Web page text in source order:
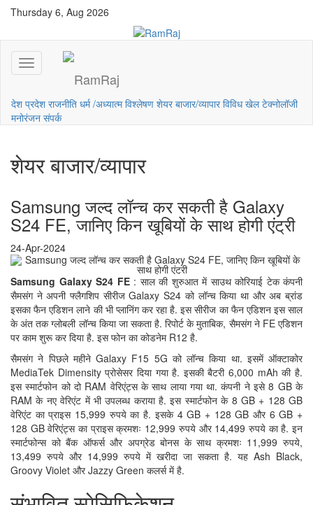
Thursday 6, Aug 2026
देश प्रदेश राजनीति धर्म /अध्यात्म विश्लेषण शेयर बाजार/व्यापार विविध खेल टेक्नोलॉजी
मनोरंजन संपर्क
शेयर बाजार/व्यापार
Samsung जल्द लॉन्च कर सकती है Galaxy
S24 FE, जानिए किन खूबियों के साथ होगी एंट्री
24-Apr-2024
Samsung Galaxy S24 FE : साल की शुरुआत में साउथ कोरियाई टेक कंपनी
सैमसंग ने अपनी फ्लैगशिप सीरीज Galaxy S24 को लॉन्च किया था और अब ब्रांड
इसका फैन एडिशन लाने की भी प्लानिंग कर रहा है. इस सीरीज का फैन एडिशन इस साल
के अंत तक ग्लोबली लॉन्च किया जा सकता है. रिपोर्ट के मुताबिक, सैमसंग ने FE एडिशन
पर काम शुरू कर दिया है. इस फोन का कोडनेम R12 है.
सैमसंग ने पिछले महीने Galaxy F15 5G को लॉन्च किया था. इसमें ऑक्टाकोर
MediaTek Dimensity प्रोसेसर दिया गया है. इसकी बैटरी 6,000 mAh की है.
इस स्मार्टफोन को दो RAM वेरिएंट्स के साथ लाया गया था. कंपनी ने इसे 8 GB के
RAM के नए वेरिएंट में भी उपलब्ध कराया है. इस स्मार्टफोन के 8 GB + 128 GB
वेरिएंट का प्राइस 15,999 रुपये का है. इसके 4 GB + 128 GB और 6 GB +
128 GB वेरिएंट्स का प्राइस क्रमशः 12,999 रुपये और 14,499 रुपये का है. इन
स्मार्टफोन्स को बैंक ऑफर्स और अपग्रेड बोनस के साथ क्रमशः 11,999 रुपये,
13,499 रुपये और 14,999 रुपये में खरीदा जा सकता है. यह Ash Black,
Groovy Violet और Jazzy Green कलर्स में है.